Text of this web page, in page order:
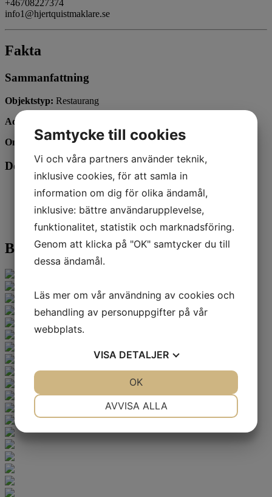
+46708227374
info1@hjertquistmaklare.se
Fakta
Sammanfattning
Objektstyp: Restaurang
Adress:
Område:Centrum/inom Vallgraven
Dokument
A-40
generalfullmaktSigned
Drottninggatan 21
Thai Samila AB
Bilder
Samtycke till cookies
Vi och våra partners använder teknik,
inklusive cookies, för att samla in
information om dig för olika ändamål,
inklusive: bättre användarupplevelse,
funktionalitet, statistik och marknadsföring.
Genom att klicka på "OK" samtycker du till
dessa ändamål.
Läs mer om vår användning av cookies och
behandling av personuppgifter på vår
webbplats.
VISA DETALJER
AVVISA ALLA
OK